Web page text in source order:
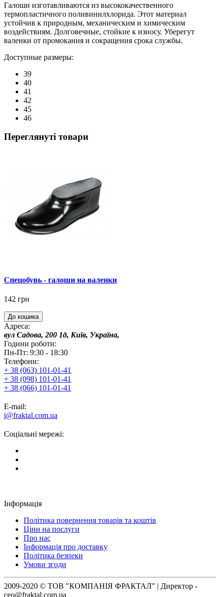
Галоши изготавливаются из высококачественного
термопластичного поливинилхлорида. Этот материал
устойчив к природным, механическим и химическим
воздействиям. Долговечные, стойкие к износу. Уберегут
валенки от промокания и сокращения срока службы.
Доступные размеры:
39
40
41
42
45
46
Переглянуті товари
Спецобувь - галоши на валенки
142 грн
До кошика
Адреса:
вул Садова, 200 1д, Київ, Україна,
Години роботи:
Пн-Пт: 9:30 - 18:30
Телефони:
+ 38 (063) 101-01-41
+ 38 (098) 101-01-41
+ 38 (066) 101-01-41
E-mail:
i@fraktal.com.ua
Соціальні мережі:
Інформація
Політика повернення товарів та коштів
Ціни на послуги
Про нас
Інформація про доставку
Політика безпеки
Умови згоди
2009-2020 © ТОВ "КОМПАНІЯ ФРАКТАЛ" | Директор -
ceo@fraktal.com.ua